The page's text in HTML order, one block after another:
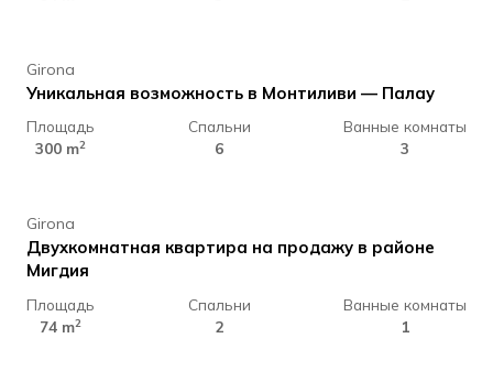
Girona
Уникальная возможность в Монтиливи — Палау
Площадь
300 m2
Спальни
6
Ванные комнаты
3
245.000 €
Girona
Двухкомнатная квартира на продажу в районе
Мигдия
Площадь
74 m2
Спальни
2
Ванные комнаты
1
330.000 €